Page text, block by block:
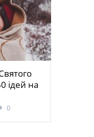
ідей на
0